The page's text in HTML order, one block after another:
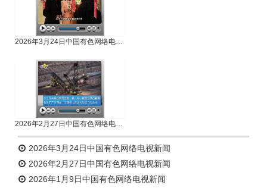
2026年3月24日中国有色网络电视新闻
2026年2月27日中国有色网络电视新闻
2026年3月24日中国有色网络电视新闻
2026年2月27日中国有色网络电视新闻
2026年1月9日中国有色网络电视新闻